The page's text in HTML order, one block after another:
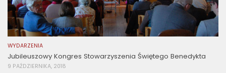
WYDARZENIA
Jubileuszowy Kongres Stowarzyszenia Świętego Benedykta
9 PAŹDZIERNIKA, 2018